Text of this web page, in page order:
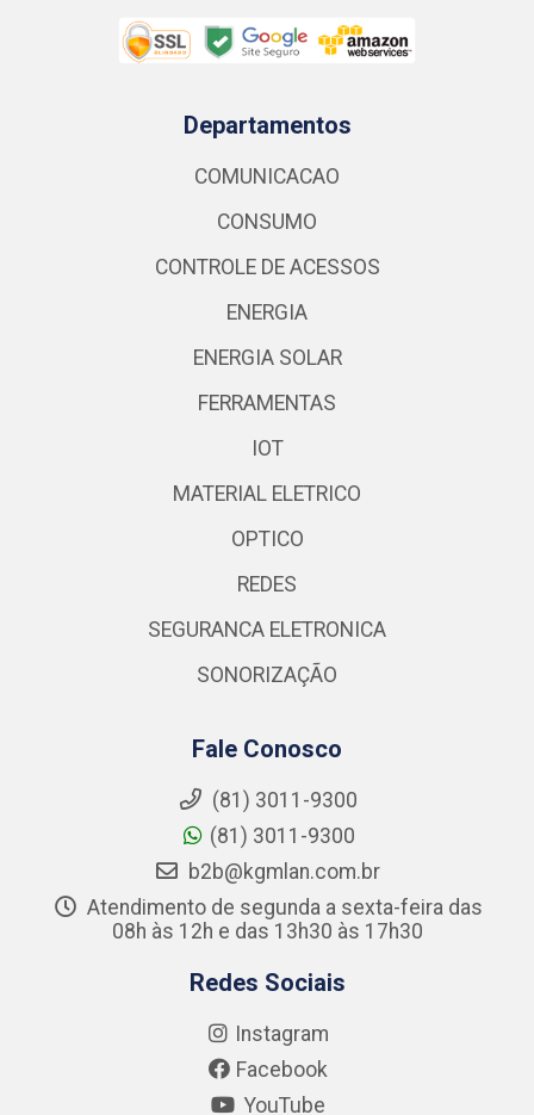
Departamentos
COMUNICACAO
CONSUMO
CONTROLE DE ACESSOS
ENERGIA
ENERGIA SOLAR
FERRAMENTAS
IOT
MATERIAL ELETRICO
OPTICO
REDES
SEGURANCA ELETRONICA
SONORIZAÇÃO
Fale Conosco
(81) 3011-9300
(81) 3011-9300
b2b@kgmlan.com.br
Atendimento de segunda a sexta-feira das
08h às 12h e das 13h30 às 17h30
Redes Sociais
Instagram
Facebook
YouTube